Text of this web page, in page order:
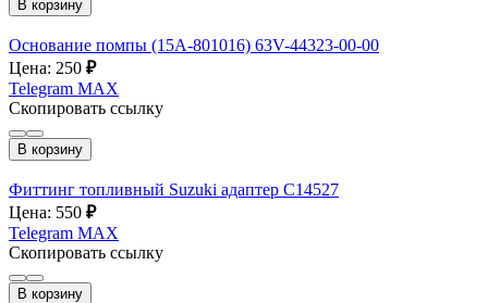
В корзину
Основание помпы (15A-801016) 63V-44323-00-00
Цена: 250 ₽
Telegram MAX
Скопировать ссылку
В корзину
Фиттинг топливный Suzuki адаптер С14527
Цена: 550 ₽
Telegram MAX
Скопировать ссылку
В корзину